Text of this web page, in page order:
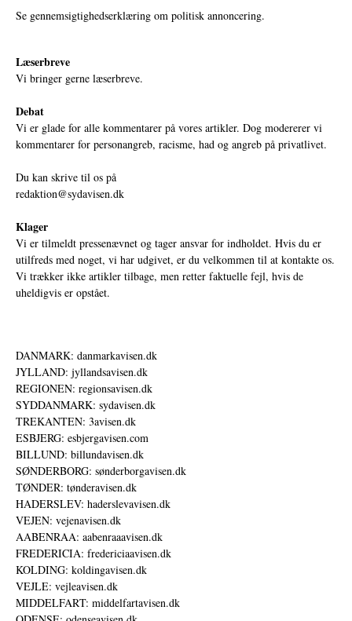
Se gennemsigtighedserklæring om politisk annoncering.
Læserbreve
Vi bringer gerne læserbreve.
Debat
Vi er glade for alle kommentarer på vores artikler. Dog modererer vi
kommentarer for personangreb, racisme, had og angreb på privatlivet.
Du kan skrive til os på
redaktion@sydavisen.dk
Klager
Vi er tilmeldt pressenævnet og tager ansvar for indholdet. Hvis du er
utilfreds med noget, vi har udgivet, er du velkommen til at kontakte os.
Vi trækker ikke artikler tilbage, men retter faktuelle fejl, hvis de
uheldigvis er opstået.
DANMARK: danmarkavisen.dk
JYLLAND: jyllandsavisen.dk
REGIONEN: regionsavisen.dk
SYDDANMARK: sydavisen.dk
TREKANTEN: 3avisen.dk
ESBJERG: esbjergavisen.com
BILLUND: billundavisen.dk
SØNDERBORG: sønderborgavisen.dk
TØNDER: tønderavisen.dk
HADERSLEV: haderslevavisen.dk
VEJEN: vejenavisen.dk
AABENRAA: aabenraaavisen.dk
FREDERICIA: fredericiaavisen.dk
KOLDING: koldingavisen.dk
VEJLE: vejleavisen.dk
MIDDELFART: middelfartavisen.dk